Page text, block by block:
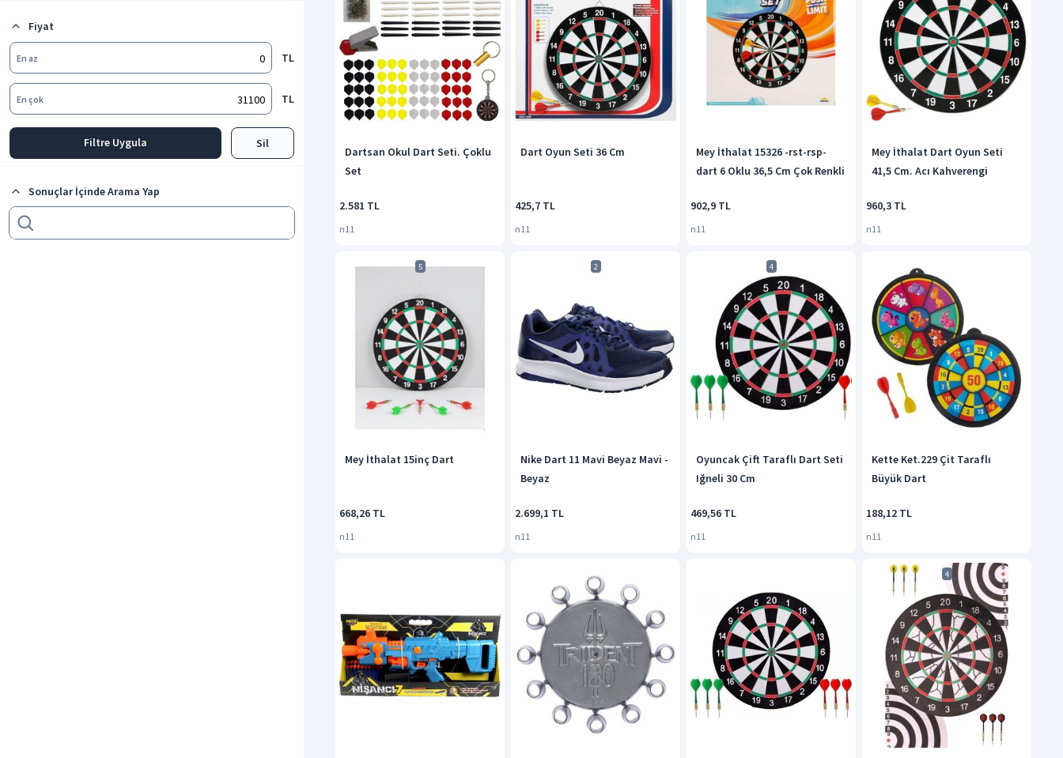
Fiyat
En az TL
En çok TL
Filtre Uygula Sil
Sonuçlar İçinde Arama Yap
Dartsan Okul Dart Seti. Çoklu
Set
2.581 TL
n11
Dart Oyun Seti 36 Cm
425,7 TL
n11
Mey İthalat 15326 -rst-rsp-
dart 6 Oklu 36,5 Cm Çok Renkli
902,9 TL
n11
Mey İthalat Dart Oyun Seti
41,5 Cm. Acı Kahverengi
960,3 TL
n11
5
Mey İthalat 15inç Dart
668,26 TL
n11
2
Nike Dart 11 Mavi Beyaz Mavi -
Beyaz
2.699,1 TL
n11
4
Oyuncak Çift Taraflı Dart Seti
Iğneli 30 Cm
469,56 TL
n11
Kette Ket.229 Çit Taraflı
Büyük Dart
188,12 TL
n11
4